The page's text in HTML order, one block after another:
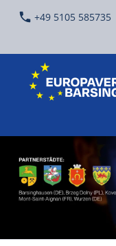
+49 5105 585735